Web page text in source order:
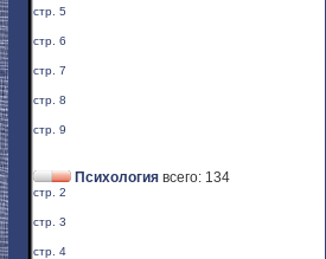
стр. 5
стр. 6
стр. 7
стр. 8
стр. 9
Психология всего: 134
стр. 2
стр. 3
стр. 4